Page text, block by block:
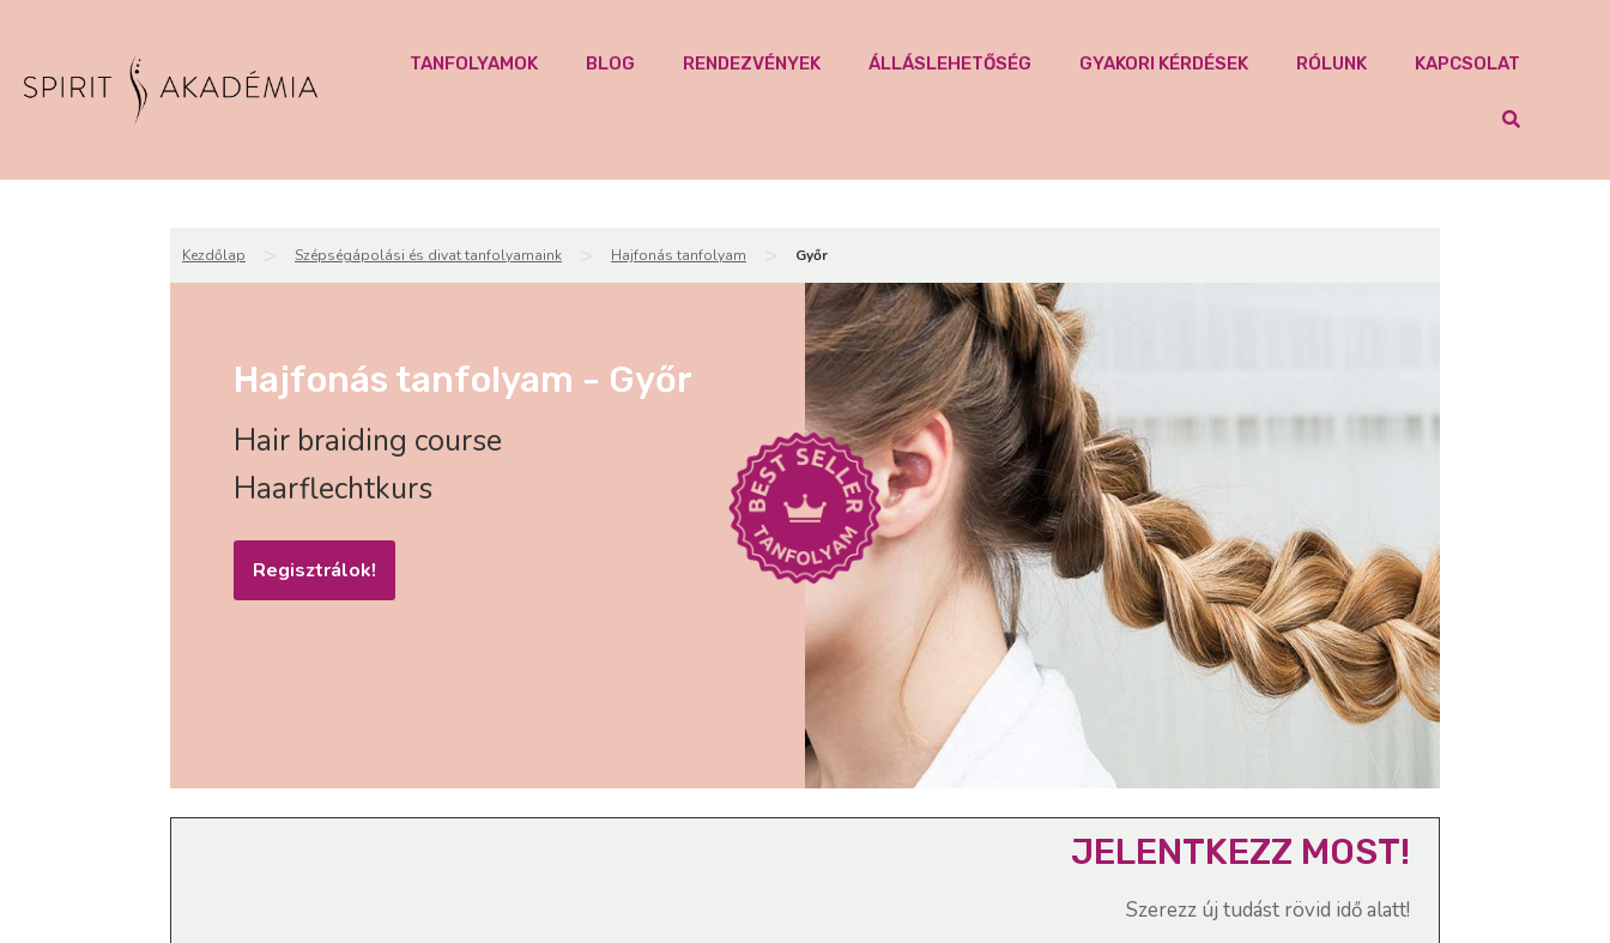
TANFOLYAMOK BLOG RENDEZVÉNYEK ÁLLÁSLEHETŐSÉG GYAKORI KÉRDÉSEK RÓLUNK KAPCSOLAT
Kezdőlap > Szépségápolási és divat tanfolyamaink > Hajfonás tanfolyam > Győr
Hajfonás tanfolyam - Győr
Hair braiding course
Haarflechtkurs
Regisztrálok!
JELENTKEZZ MOST!
Szerezz új tudást rövid idő alatt!